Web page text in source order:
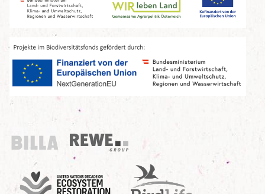
Billa
REWE Group
UN Decade
Birdlife